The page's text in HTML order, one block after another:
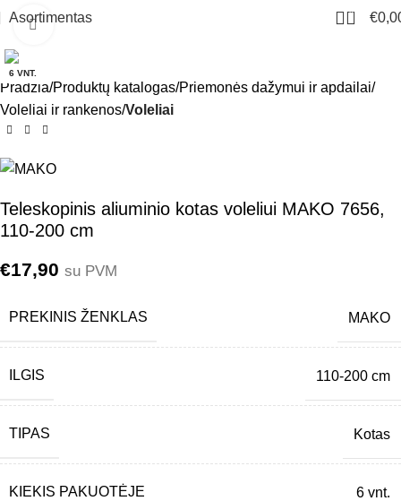
Asortimentas 0 €
6 VNT.
Click to enlarge
Pradžia Produktų katalogas Priemonės dažymui ir apdailai
Voleliai ir rankenos Voleliai
Teleskopinis aliuminio kotas voleliui MAKO 7656,
110-200 cm
€17,90 su PVM
PREKINIS ŽENKLAS MAKO
ILGIS 110-200 cm
TIPAS Kotas
KIEKIS PAKUOTĖJE 6 vnt.